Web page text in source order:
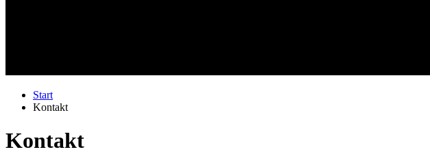
Start
Kontakt
Kontakt